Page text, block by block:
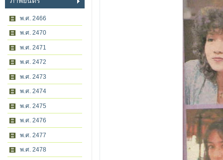
พ.ศ. 2466
พ.ศ. 2470
พ.ศ. 2471
พ.ศ. 2472
พ.ศ. 2473
พ.ศ. 2474
พ.ศ. 2475
พ.ศ. 2476
พ.ศ. 2477
พ.ศ. 2478